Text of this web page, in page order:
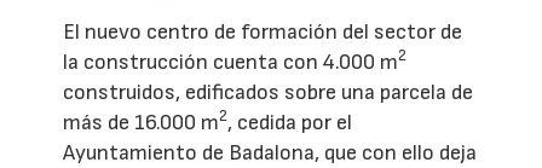
El nuevo centro de formación del sector de
la construcción cuenta con 4.000 m2
construidos, edificados sobre una parcela de
más de 16.000 m2, cedida por el
Ayuntamiento de Badalona, que con ello deja